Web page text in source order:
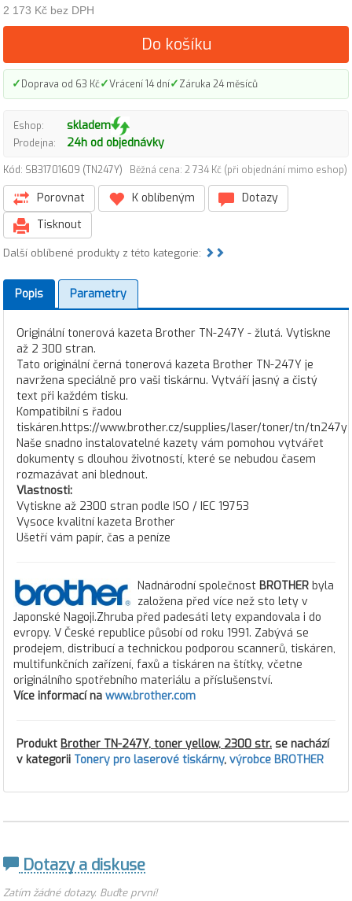
2 173 Kč bez DPH
Do košíku
✓Doprava od 63 Kč✓Vrácení 14 dní✓Záruka 24 měsíců
Eshop: skladem
Prodejna: 24h od objednávky
Kód: SB31701609 (TN247Y) Běžná cena: 2 734 Kč (při objednání mimo eshop)
Porovnat K oblíbeným
Dotazy
Tisknout
Další oblíbené produkty z této kategorie:
Popis Parametry
Originální tonerová kazeta Brother TN-247Y - žlutá. Vytiskne
až 2 300 stran.
Tato originální černá tonerová kazeta Brother TN-247Y je
navržena speciálně pro vaši tiskárnu. Vytváří jasný a čistý
text při každém tisku.
Kompatibilní s řadou
tiskáren.https://www.brother.cz/supplies/laser/toner/tn/tn247y
Naše snadno instalovatelné kazety vám pomohou vytvářet
dokumenty s dlouhou životností, které se nebudou časem
rozmazávat ani blednout.
Vlastnosti:
Vytiskne až 2300 stran podle ISO / IEC 19753
Vysoce kvalitní kazeta Brother
Ušetří vám papír, čas a peníze
Nadnárodní společnost BROTHER byla
založena před více než sto lety v
Japonské Nagoji.Zhruba před padesáti lety expandovala i do
evropy. V České republice působí od roku 1991. Zabývá se
prodejem, distribucí a technickou podporou scannerů, tiskáren,
multifunkčních zařízení, faxů a tiskáren na štítky, včetne
originálního spotřebního materiálu a příslušenství.
Více informací na www.brother.com
Produkt Brother TN-247Y, toner yellow, 2300 str. se nachází
v kategorii Tonery pro laserové tiskárny, výrobce BROTHER
Dotazy a diskuse
Zatím žádné dotazy. Buďte první!